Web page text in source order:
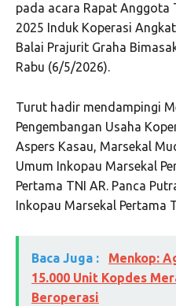
pada acara Rapat Anggota
2025 Induk Koperasi
Balai Prajurit Graha
Rabu (6/5/2026).
Turut hadir mendampingi
Pengembangan Usaha
Aspers Kasau, Marsekal
Umum Inkopau Marsekal
Pertama TNI AR. Panca
Inkopau Marsekal Pertama
Baca Juga :
Menkop:
15.000 Unit Kopdes
Beroperasi